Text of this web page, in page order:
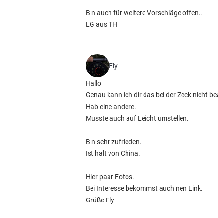
Bin auch für weitere Vorschläge offen..
LG aus TH
Fly
Hallo
Genau kann ich dir das bei der Zeck nicht
Hab eine andere.
Musste auch auf Leicht umstellen.
Bin sehr zufrieden.
Ist halt von China.
Hier paar Fotos.
Bei Interesse bekommst auch nen Link.
Grüße Fly